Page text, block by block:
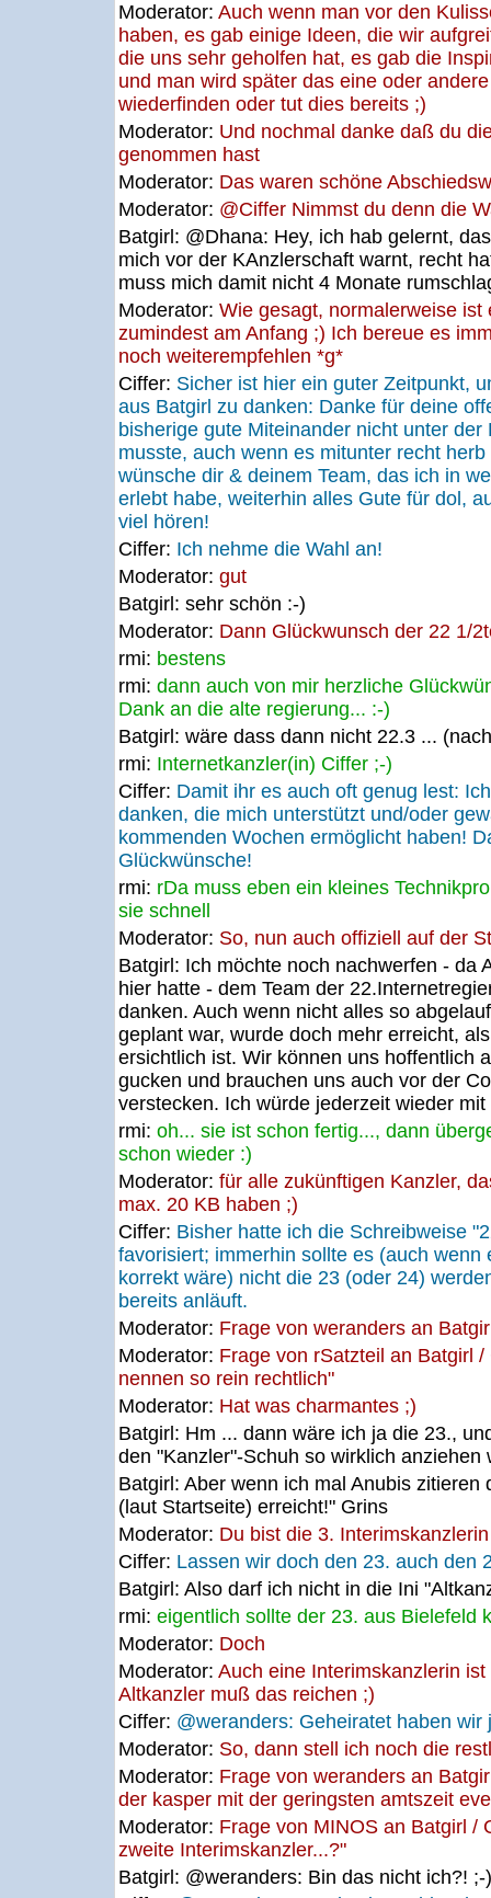
Moderator: Auch wenn man vor den
haben, es gab einige Ideen, die wir
die uns sehr geholfen hat, es gab die
und man wird später das eine oder
wiederfinden oder tut dies bereits ;)
Moderator: Und nochmal danke daß du
genommen hast
Moderator: Das waren schöne
Moderator: @Ciffer Nimmst du denn die
Batgirl: @Dhana: Hey, ich hab gelernt,
mich vor der KAnzlerschaft warnt, recht
muss mich damit nicht 4 Monate
Moderator: Wie gesagt, normalerweise ist
zumindest am Anfang ;) Ich bereue es
noch weiterempfehlen *g*
Ciffer: Sicher ist hier ein guter Zeitpunkt,
aus Batgirl zu danken: Danke für deine
bisherige gute Miteinander nicht unter
musste, auch wenn es mitunter recht
wünsche dir & deinem Team, das ich in
erlebt habe, weiterhin alles Gute für dol,
viel hören!
Ciffer: Ich nehme die Wahl an!
Moderator: gut
Batgirl: sehr schön :-)
Moderator: Dann Glückwunsch der 22 1/
rmi: bestens
rmi: dann auch von mir herzliche
Dank an die alte regierung... :-)
Batgirl: wäre dass dann nicht 22.3 ...
rmi: Internetkanzler(in) Ciffer ;-)
Ciffer: Damit ihr es auch oft genug lest:
danken, die mich unterstützt und/oder
kommenden Wochen ermöglicht haben!
Glückwünsche!
rmi: rDa muss eben ein kleines
sie schnell
Moderator: So, nun auch offiziell auf der
Batgirl: Ich möchte noch nachwerfen - da
hier hatte - dem Team der
danken. Auch wenn nicht alles so
geplant war, wurde doch mehr erreicht,
ersichtlich ist. Wir können uns hoffentlich
gucken und brauchen uns auch vor der
verstecken. Ich würde jederzeit wieder
rmi: oh... sie ist schon fertig..., dann
schon wieder :)
Moderator: für alle zukünftigen Kanzler,
max. 20 KB haben ;)
Ciffer: Bisher hatte ich die Schreibweise
favorisiert; immerhin sollte es (auch wenn
korrekt wäre) nicht die 23 (oder 24)
bereits anläuft.
Moderator: Frage von weranders an
Moderator: Frage von rSatzteil an
nennen so rein rechtlich"
Moderator: Hat was charmantes ;)
Batgirl: Hm ... dann wäre ich ja die 23.,
den "Kanzler"-Schuh so wirklich anziehen
Batgirl: Aber wenn ich mal Anubis zitieren
(laut Startseite) erreicht!" Grins
Moderator: Du bist die 3.
Ciffer: Lassen wir doch den 23. auch den
Batgirl: Also darf ich nicht in die Ini
rmi: eigentlich sollte der 23. aus Bielefeld
Moderator: Doch
Moderator: Auch eine Interimskanzlerin
Altkanzler muß das reichen ;)
Ciffer: @weranders: Geheiratet haben
Moderator: So, dann stell ich noch die
Moderator: Frage von weranders an
der kasper mit der geringsten amtszeit
Moderator: Frage von MINOS an Batgirl
zweite Interimskanzler...?"
Batgirl: @weranders: Bin das nicht ich?! ;-)